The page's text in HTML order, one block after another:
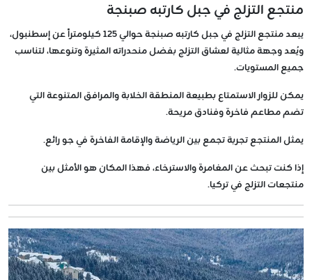
منتجع التزلج في جبل كارتبه صبنجة
يبعد منتجع التزلج في جبل كارتبه صبنجة حوالي 125 كيلومتراً عن إسطنبول،
ويُعد وجهة مثالية لعشاق التزلج بفضل منحدراته المثيرة وتنوعها، لتناسب
جميع المستويات.
يمكن للزوار الاستمتاع بطبيعة المنطقة الخلابة والمرافق المتنوعة التي
تضم مطاعم فاخرة وفنادق مريحة.
يمثل المنتجع تجربة تجمع بين الرياضة والإقامة الفاخرة في جو رائع.
إذا كنت تبحث عن المغامرة والاسترخاء، فهذا المكان هو الأمثل بين
منتجعات التزلج في تركيا.